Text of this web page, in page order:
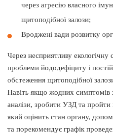
через агресію власного
щитоподібної залози;
Вроджені вади розвитку
Через несприятливу
проблеми йододефіциту і
обстеження щитоподібної
Навіть якщо жодних симптомів
аналізи, зробити УЗД та пройти
який оцінить стан органу,
та порекомендує графік